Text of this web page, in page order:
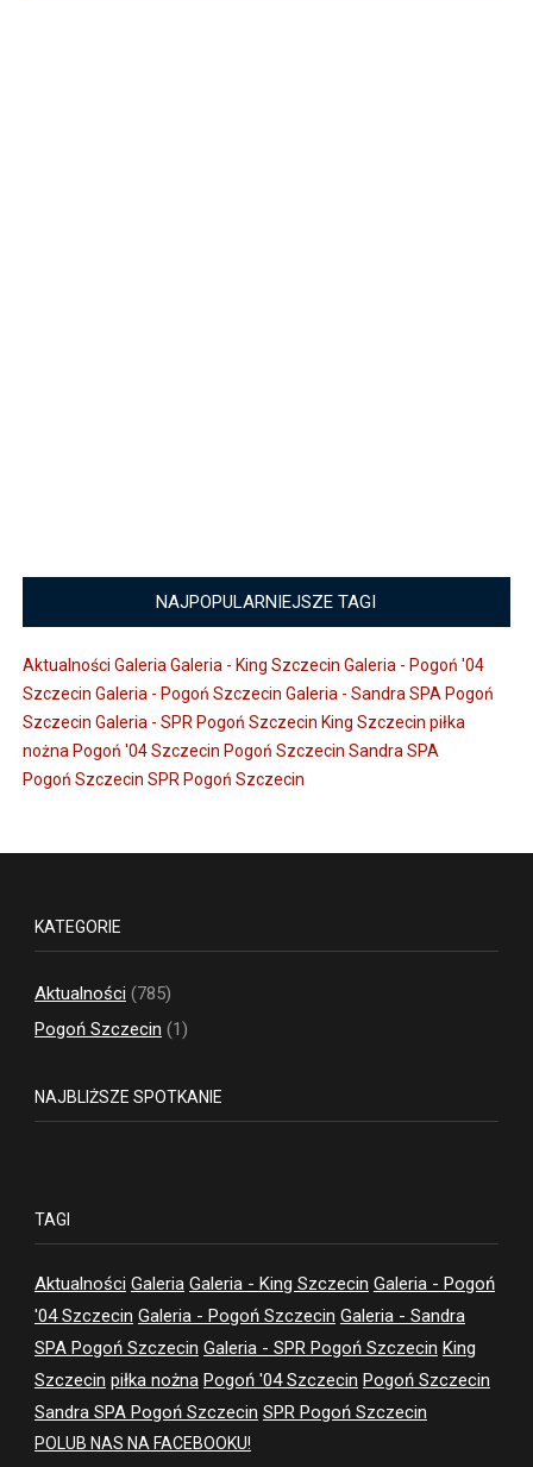
NAJPOPULARNIEJSZE TAGI
Aktualności Galeria Galeria - King Szczecin Galeria - Pogoń '04
Szczecin Galeria - Pogoń Szczecin Galeria - Sandra SPA Pogoń
Szczecin Galeria - SPR Pogoń Szczecin King Szczecin piłka
nożna Pogoń '04 Szczecin Pogoń Szczecin Sandra SPA
Pogoń Szczecin SPR Pogoń Szczecin
KATEGORIE
Aktualności (785)
Pogoń Szczecin (1)
NAJBLIŻSZE SPOTKANIE
TAGI
Aktualności Galeria Galeria - King Szczecin Galeria - Pogoń
'04 Szczecin Galeria - Pogoń Szczecin Galeria - Sandra
SPA Pogoń Szczecin Galeria - SPR Pogoń Szczecin King
Szczecin piłka nożna Pogoń '04 Szczecin Pogoń Szczecin
Sandra SPA Pogoń Szczecin SPR Pogoń Szczecin
POLUB NAS NA FACEBOOKU!